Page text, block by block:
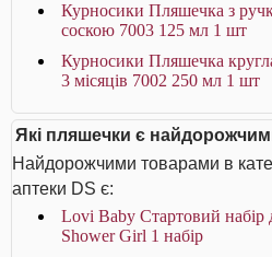
Курносики Пляшечка з
соскою 7003 125 мл 1 шт
Курносики Пляшечка
3 місяців 7002 250 мл 1 шт
Які пляшечки є
Найдорожчими товарами в
аптеки DS є:
Lovi Baby Стартовий
Shower Girl 1 набір